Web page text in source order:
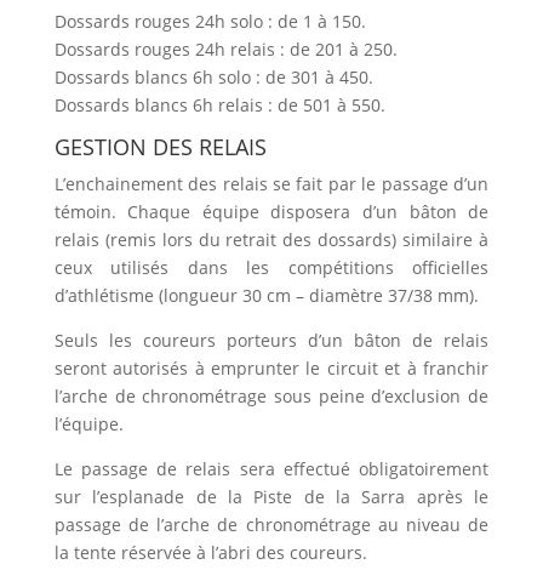
Dossards rouges 24h solo : de 1 à 150.
Dossards rouges 24h relais : de 201 à 250.
Dossards blancs 6h solo : de 301 à 450.
Dossards blancs 6h relais : de 501 à 550.
GESTION DES RELAIS
L’enchainement des relais se fait par le passage d’un
témoin. Chaque équipe disposera d’un bâton de
relais (remis lors du retrait des dossards) similaire à
ceux utilisés dans les compétitions officielles
d’athlétisme (longueur 30 cm – diamètre 37/38 mm).
Seuls les coureurs porteurs d’un bâton de relais
seront autorisés à emprunter le circuit et à franchir
l’arche de chronométrage sous peine d’exclusion de
l’équipe.
Le passage de relais sera effectué obligatoirement
sur l’esplanade de la Piste de la Sarra après le
passage de l’arche de chronométrage au niveau de
la tente réservée à l’abri des coureurs.